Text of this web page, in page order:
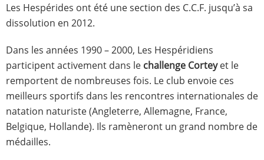
Les Hespérides ont été une section des C.C.F. jusqu’à sa
dissolution en 2012.
Dans les années 1990 – 2000, Les Hespéridiens
participent activement dans le challenge Corteyet le
remportent de nombreuses fois. Le club envoie ces
meilleurs sportifs dans les rencontres internationales de
natation naturiste (Angleterre, Allemagne, France,
Belgique, Hollande). Ils ramèneront un grand nombre de
médailles.